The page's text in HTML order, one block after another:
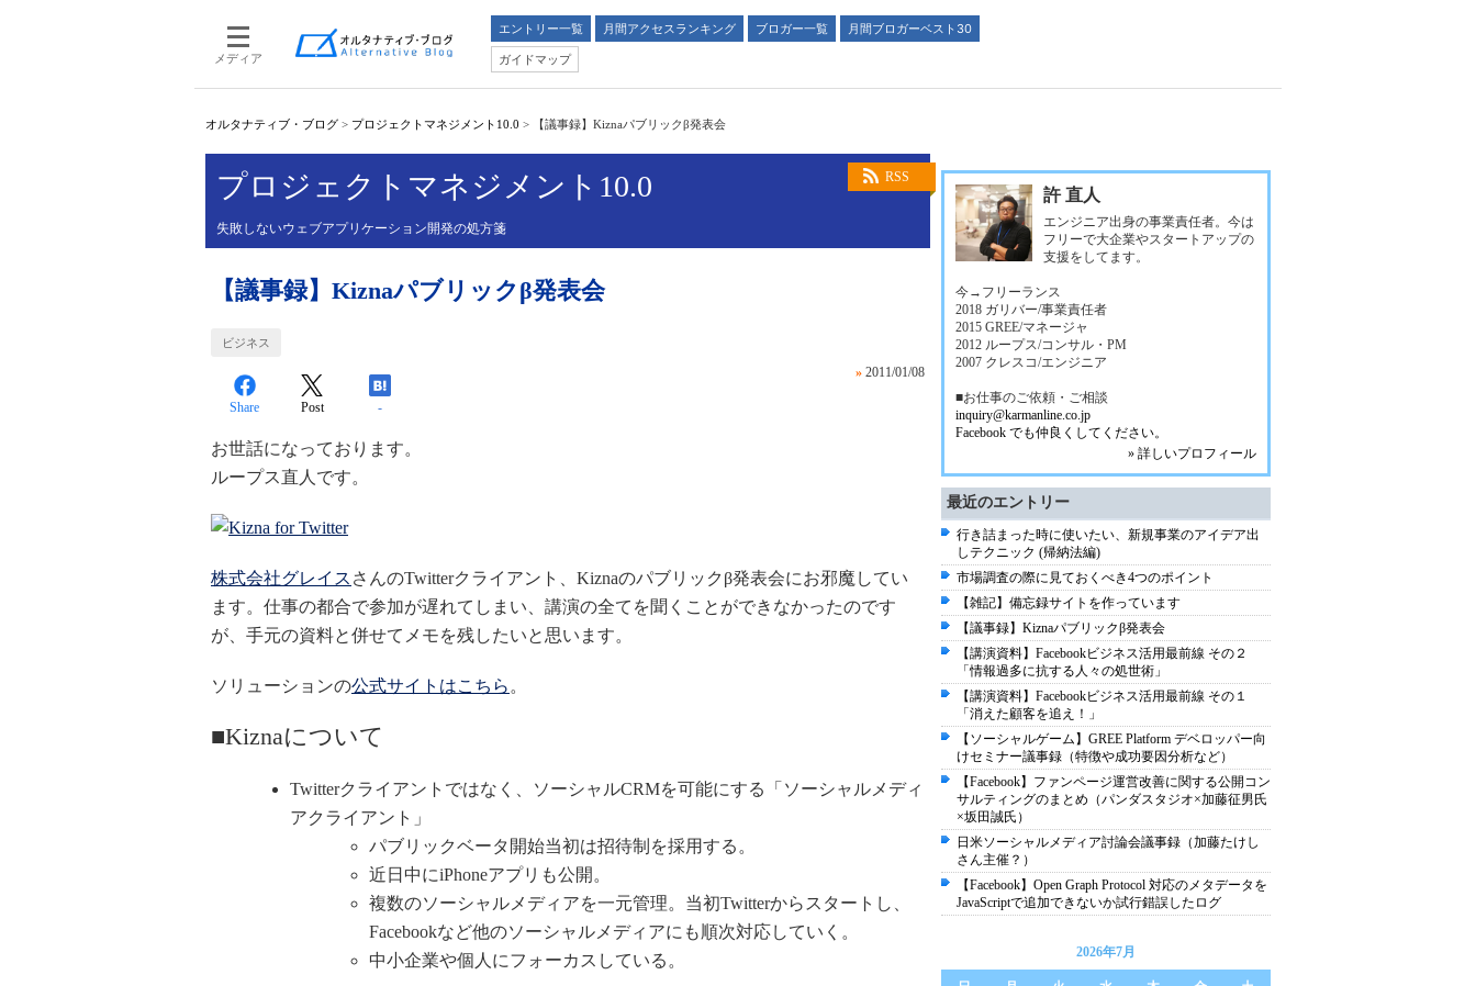
メディア
エントリー一覧 月間アクセスランキング ブロガー一覧
月間ブロガーベスト30
ガイドマップ
オルタナティブ・ブログ > プロジェクトマネジメント10.0 > 【議事録】Kiznaパブリックβ発表会
RSS
プロジェクトマネジメント10.0
失敗しないウェブアプリケーション開発の処方箋
【議事録】Kiznaパブリックβ発表会
ビジネス
» 2011/01/08
Share Post -
お世話になっております。
ループス直人です。
株式会社グレイス さんのTwitterクライアント、Kiznaのパブリックβ発表会にお邪魔してい
ます。仕事の都合で参加が遅れてしまい、講演の全てを聞くことができなかったのです
が、手元の資料と併せてメモを残したいと思います。
ソリューションの公式サイトはこちら 。
■Kiznaについて
Twitterクライアントではなく、ソーシャルCRMを可能にする「ソーシャルメディ
アクライアント」
パブリックベータ開始当初は招待制を採用する。
近日中にiPhoneアプリも公開。
複数のソーシャルメディアを一元管理。当初Twitterからスタートし、
Facebookなど他のソーシャルメディアにも順次対応していく。
中小企業や個人にフォーカスしている。
許 直人
エンジニア出身の事業責任者。今は
フリーで大企業やスタートアップの
支援をしてます。
今→フリーランス
2018 ガリバー/事業責任者
2015 GREE/マネージャ
2012 ループス/コンサル・PM
2007 クレスコ/エンジニア
■お仕事のご依頼・ご相談
inquiry@karmanline.co.jp
Facebook でも仲良くしてください。
» 詳しいプロフィール
最近のエントリー
行き詰まった時に使いたい、新規事業のアイデア出
しテクニック (帰納法編)
市場調査の際に見ておくべき4つのポイント
【雑記】備忘録サイトを作っています
【議事録】Kiznaパブリックβ発表会
【講演資料】Facebookビジネス活用最前線 その２
「情報過多に抗する人々の処世術」
【講演資料】Facebookビジネス活用最前線 その１
「消えた顧客を追え！」
【ソーシャルゲーム】GREE Platform デベロッパー向
けセミナー議事録（特徴や成功要因分析など）
【Facebook】ファンページ運営改善に関する公開コン
サルティングのまとめ（パンダスタジオ×加藤征男氏
×坂田誠氏）
日米ソーシャルメディア討論会議事録（加藤たけし
さん主催？）
【Facebook】Open Graph Protocol 対応のメタデータを
JavaScriptで追加できないか試行錯誤したログ
2026年7月